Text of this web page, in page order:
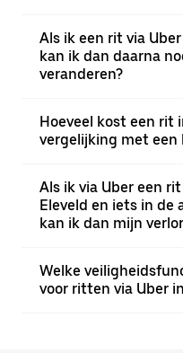
Als ik een rit via
kan ik dan daarna
veranderen?
Hoeveel kost een rit
vergelijking met een
Als ik via Uber een
Eleveld en iets in de
kan ik dan mijn
Welke
voor ritten via Uber